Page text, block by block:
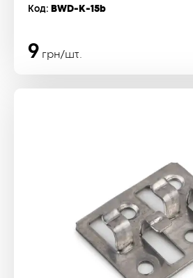
Код: BWD-K-15b
9 грн/шт.